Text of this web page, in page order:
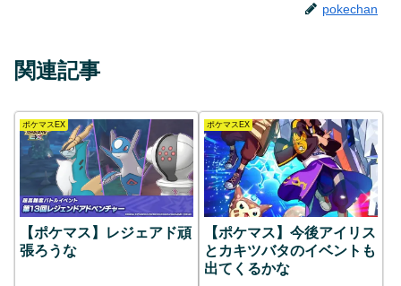
pokechan
関連記事
ポケマスEX
【ポケマス】レジェアド頑
張ろうな
ポケマスEX
【ポケマス】今後アイリス
とカキツバタのイベントも
出てくるかな